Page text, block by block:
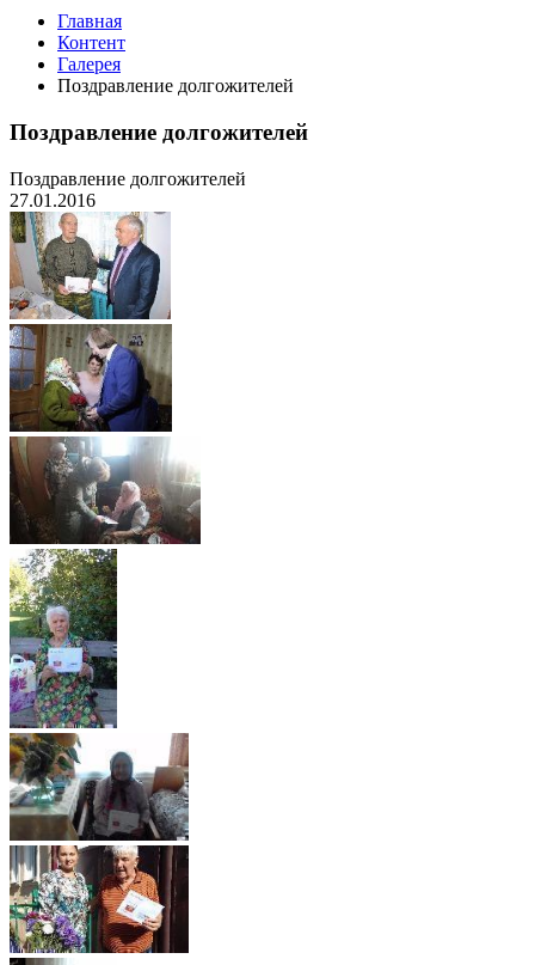
Главная
Контент
Галерея
Поздравление долгожителей
Поздравление долгожителей
Поздравление долгожителей
27.01.2016